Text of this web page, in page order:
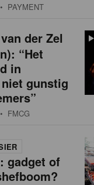
• PAYMENT
der Zel
“Het
in
gunstig
• FMCG
gadget of